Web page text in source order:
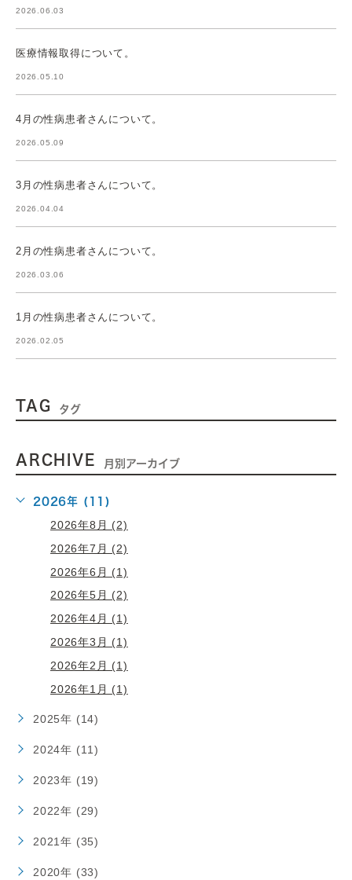
2026.06.03
医療情報取得について。
2026.05.10
4月の性病患者さんについて。
2026.05.09
3月の性病患者さんについて。
2026.04.04
2月の性病患者さんについて。
2026.03.06
1月の性病患者さんについて。
2026.02.05
TAG タグ
ARCHIVE 月別アーカイブ
2026年 (11)
2026年8月 (2)
2026年7月 (2)
2026年6月 (1)
2026年5月 (2)
2026年4月 (1)
2026年3月 (1)
2026年2月 (1)
2026年1月 (1)
2025年 (14)
2024年 (11)
2023年 (19)
2022年 (29)
2021年 (35)
2020年 (33)